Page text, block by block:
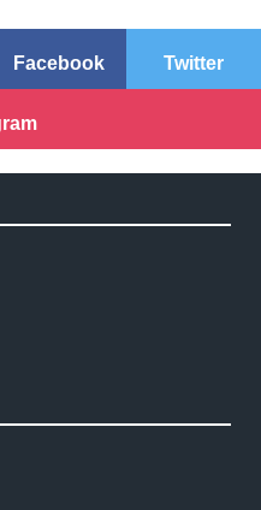
Facebook Twitter